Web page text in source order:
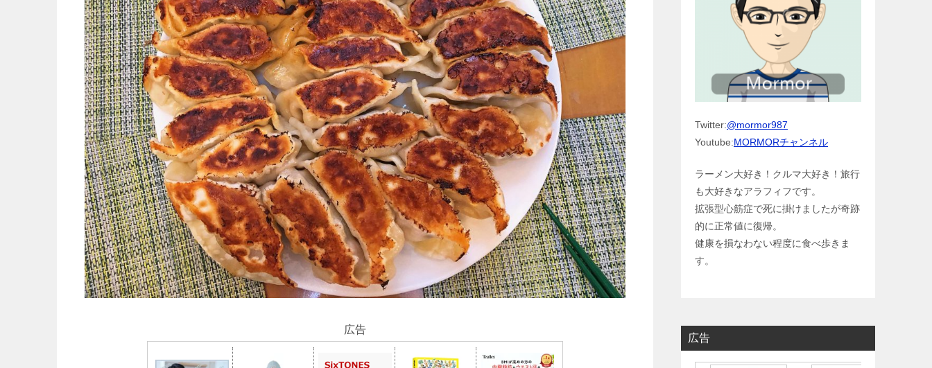
広告
Twitter:@mormor987
Youtube:MORMORチャンネル
ラーメン大好き！クルマ大好き！旅行
も大好きなアラフィフです。
拡張型心筋症で死に掛けましたが奇跡
的に正常値に復帰。
健康を損なわない程度に食べ歩きま
す。
広告